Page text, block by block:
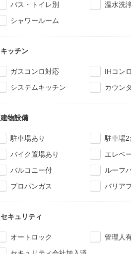
バス・トイレ別
温水洗
シャワールーム
キッチン
ガスコンロ対応
IHコン
システムキッチン
カウン
建物設備
駐車場あり
駐車場
バイク置場あり
エレベ
バルコニー付
ルーフ
プロパンガス
バリア
セキュリティ
オートロック
管理人